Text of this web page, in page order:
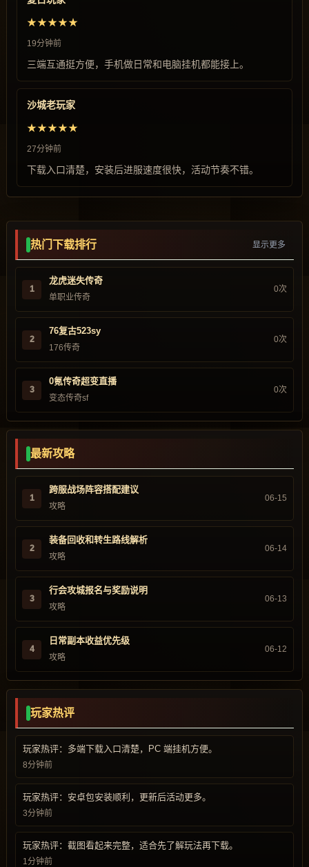
★★★★★
19分钟前
三端互通挺方便，手机做日常和电脑挂机都能接上。
沙城老玩家
★★★★★
27分钟前
下载入口清楚，安装后进服速度很快，活动节奏不错。
热门下载排行 显示更多
1
龙虎迷失传奇
单职业传奇
0次
2
76复古523sy
176传奇
0次
3
0氪传奇超变直播
变态传奇sf
0次
最新攻略
1
跨服战场阵容搭配建议
攻略
06-15
2
装备回收和转生路线解析
攻略
06-14
3
行会攻城报名与奖励说明
攻略
06-13
4
日常副本收益优先级
攻略
06-12
玩家热评
玩家热评：多端下载入口清楚，PC 端挂机方便。
8分钟前
玩家热评：安卓包安装顺利，更新后活动更多。
3分钟前
玩家热评：截图看起来完整，适合先了解玩法再下载。
1分钟前